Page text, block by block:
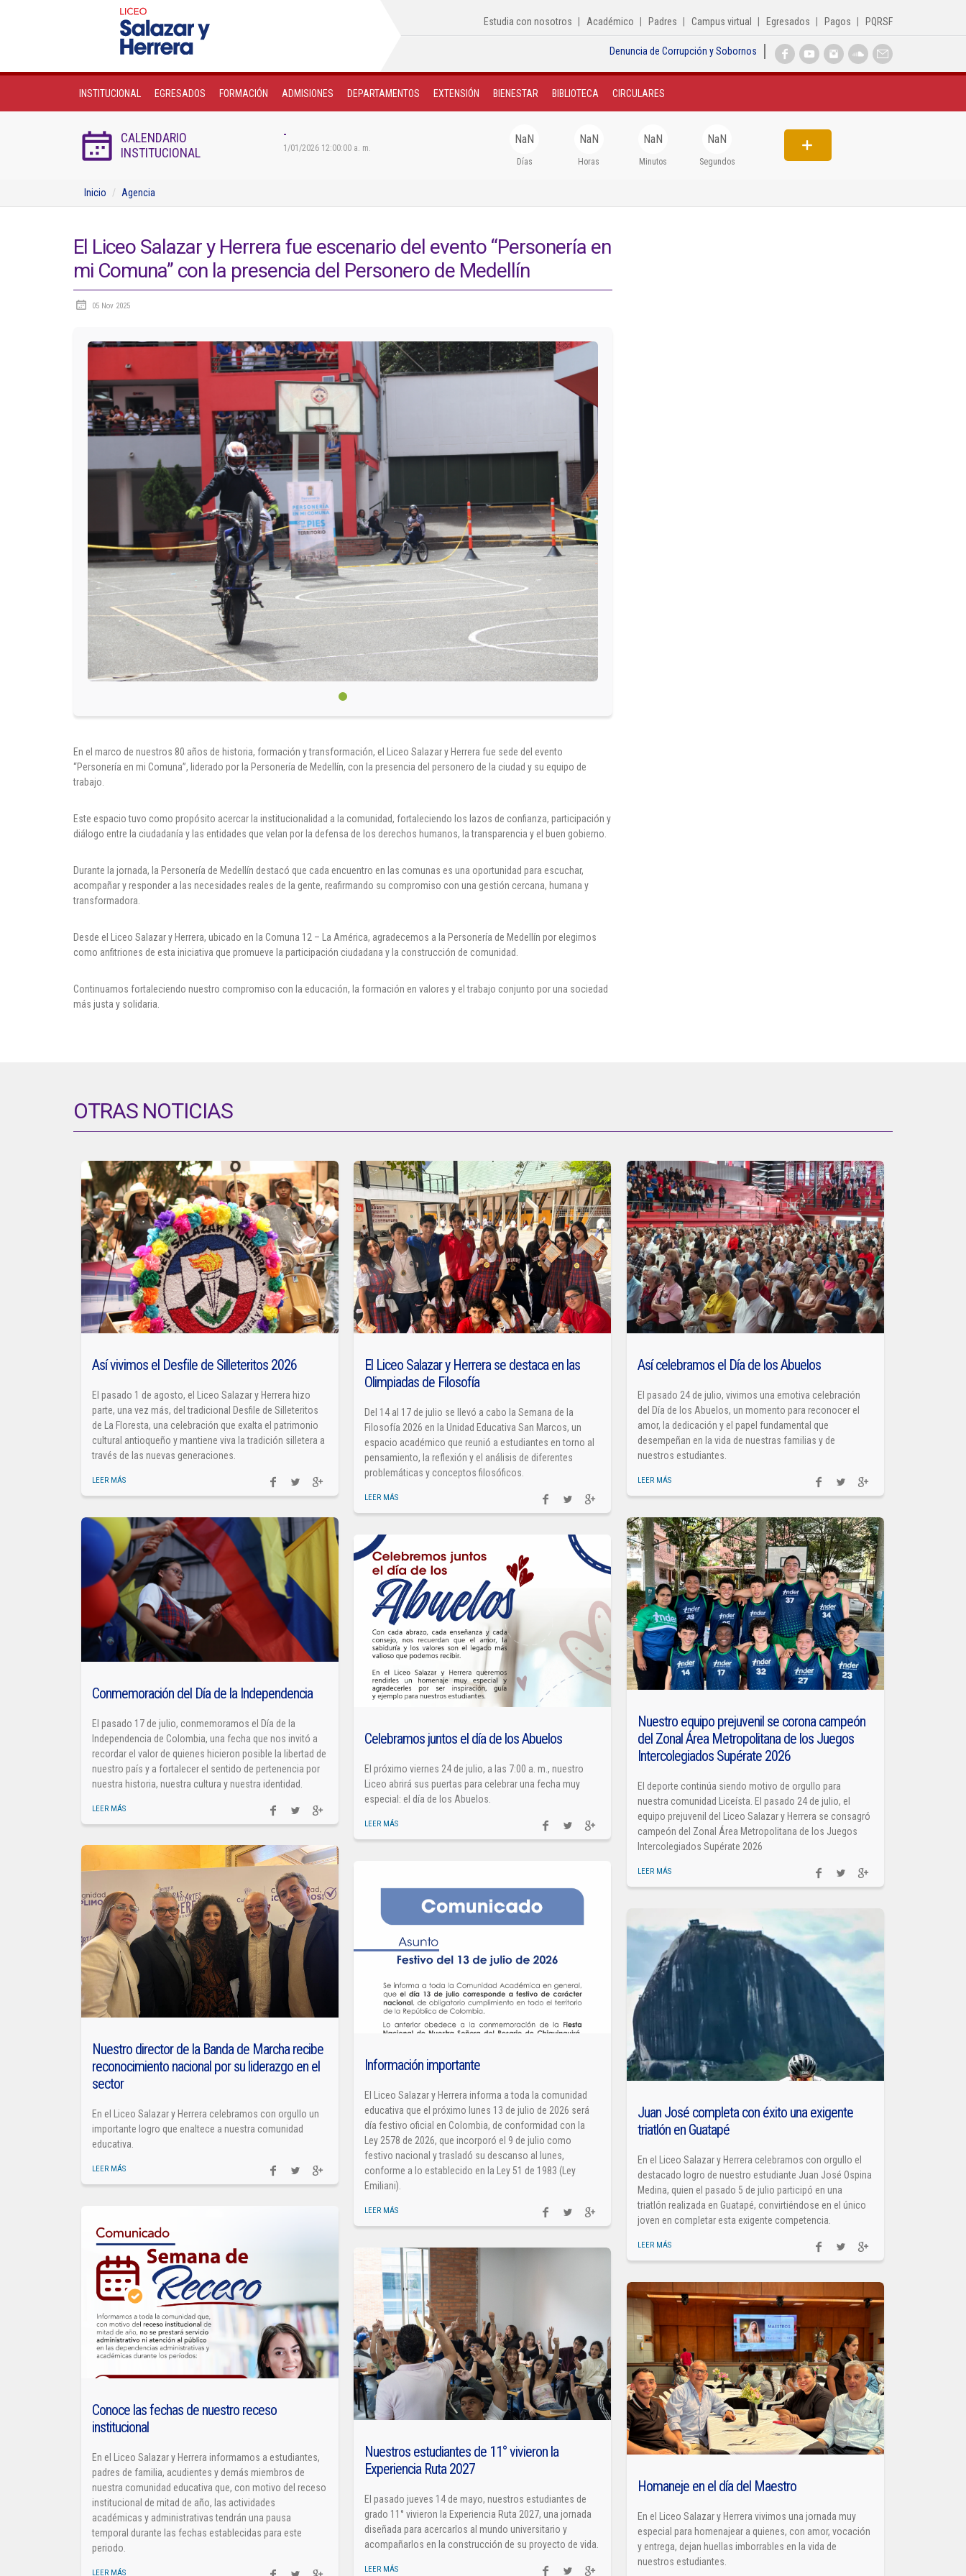
Estudia con nosotros Académico Padres Campus virtual Egresados Pagos PQRSF
Denuncia de Corrupción y Sobornos
INSTITUCIONAL EGRESADOS FORMACIÓN ADMISIONES DEPARTAMENTOS EXTENSIÓN BIENESTAR BIBLIOTECA CIRCULARES
CALENDARIO
INSTITUCIONAL
-
1/01/2026 12:00:00 a. m.
NaN
Días
NaN
Horas
NaN
Minutos
NaN
Segundos
Inicio Agencia
El Liceo Salazar y Herrera fue escenario del evento “Personería en
mi Comuna” con la presencia del Personero de Medellín
05 Nov 2025
En el marco de nuestros 80 años de historia, formación y transformación, el Liceo Salazar y Herrera fue sede del evento
“Personería en mi Comuna”, liderado por la Personería de Medellín, con la presencia del personero de la ciudad y su equipo de
trabajo.
Este espacio tuvo como propósito acercar la institucionalidad a la comunidad, fortaleciendo los lazos de confianza, participación y
diálogo entre la ciudadanía y las entidades que velan por la defensa de los derechos humanos, la transparencia y el buen gobierno.
Durante la jornada, la Personería de Medellín destacó que cada encuentro en las comunas es una oportunidad para escuchar,
acompañar y responder a las necesidades reales de la gente, reafirmando su compromiso con una gestión cercana, humana y
transformadora.
Desde el Liceo Salazar y Herrera, ubicado en la Comuna 12 – La América, agradecemos a la Personería de Medellín por elegirnos
como anfitriones de esta iniciativa que promueve la participación ciudadana y la construcción de comunidad.
Continuamos fortaleciendo nuestro compromiso con la educación, la formación en valores y el trabajo conjunto por una sociedad
más justa y solidaria.
OTRAS NOTICIAS
Así vivimos el Desfile de Silleteritos 2026
El pasado 1 de agosto, el Liceo Salazar y Herrera hizo
parte, una vez más, del tradicional Desfile de Silleteritos
de La Floresta, una celebración que exalta el patrimonio
cultural antioqueño y mantiene viva la tradición silletera a
través de las nuevas generaciones.
LEER MÁS
El Liceo Salazar y Herrera se destaca en las
Olimpiadas de Filosofía
Del 14 al 17 de julio se llevó a cabo la Semana de la
Filosofía 2026 en la Unidad Educativa San Marcos, un
espacio académico que reunió a estudiantes en torno al
pensamiento, la reflexión y el análisis de diferentes
problemáticas y conceptos filosóficos.
LEER MÁS
Así celebramos el Día de los Abuelos
El pasado 24 de julio, vivimos una emotiva celebración
del Día de los Abuelos, un momento para reconocer el
amor, la dedicación y el papel fundamental que
desempeñan en la vida de nuestras familias y de
nuestros estudiantes.
LEER MÁS
Conmemoración del Día de la Independencia
El pasado 17 de julio, conmemoramos el Día de la
Independencia de Colombia, una fecha que nos invitó a
recordar el valor de quienes hicieron posible la libertad de
nuestro país y a fortalecer el sentido de pertenencia por
nuestra historia, nuestra cultura y nuestra identidad.
LEER MÁS
Nuestro equipo prejuvenil se corona campeón
del Zonal Área Metropolitana de los Juegos
Intercolegiados Supérate 2026
El deporte continúa siendo motivo de orgullo para
nuestra comunidad Liceísta. El pasado 24 de julio, el
equipo prejuvenil del Liceo Salazar y Herrera se consagró
campeón del Zonal Área Metropolitana de los Juegos
Intercolegiados Supérate 2026
LEER MÁS
Celebramos juntos el día de los Abuelos
El próximo viernes 24 de julio, a las 7:00 a. m., nuestro
Liceo abrirá sus puertas para celebrar una fecha muy
especial: el día de los Abuelos.
LEER MÁS
Nuestro director de la Banda de Marcha recibe
reconocimiento nacional por su liderazgo en el
sector
En el Liceo Salazar y Herrera celebramos con orgullo un
importante logro que enaltece a nuestra comunidad
educativa.
LEER MÁS
Información importante
El Liceo Salazar y Herrera informa a toda la comunidad
educativa que el próximo lunes 13 de julio de 2026 será
día festivo oficial en Colombia, de conformidad con la
Ley 2578 de 2026, que incorporó el 9 de julio como
festivo nacional y trasladó su descanso al lunes,
conforme a lo establecido en la Ley 51 de 1983 (Ley
Emiliani).
LEER MÁS
Juan José completa con éxito una exigente
triatlón en Guatapé
En el Liceo Salazar y Herrera celebramos con orgullo el
destacado logro de nuestro estudiante Juan José Ospina
Medina, quien el pasado 5 de julio participó en una
triatlón realizada en Guatapé, convirtiéndose en el único
joven en completar esta exigente competencia.
LEER MÁS
Conoce las fechas de nuestro receso
institucional
En el Liceo Salazar y Herrera informamos a estudiantes,
padres de familia, acudientes y demás miembros de
nuestra comunidad educativa que, con motivo del receso
institucional de mitad de año, las actividades
académicas y administrativas tendrán una pausa
temporal durante las fechas establecidas para este
periodo.
LEER MÁS
Nuestros estudiantes de 11° vivieron la
Experiencia Ruta 2027
El pasado jueves 14 de mayo, nuestros estudiantes de
grado 11° vivieron la Experiencia Ruta 2027, una jornada
diseñada para acercarlos al mundo universitario y
acompañarlos en la construcción de su proyecto de vida.
LEER MÁS
Homaneje en el día del Maestro
En el Liceo Salazar y Herrera vivimos una jornada muy
especial para homenajear a quienes, con amor, vocación
y entrega, dejan huellas imborrables en la vida de
nuestros estudiantes.
Egresados
Formación